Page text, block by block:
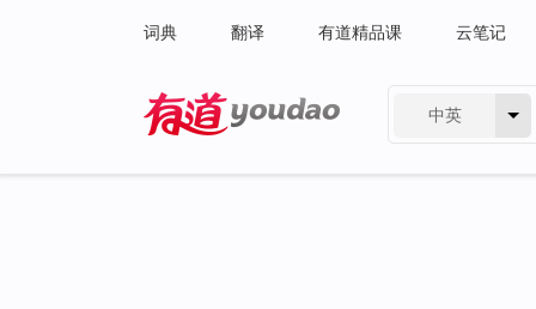
词典 翻译 有道精品课 云笔记
中英